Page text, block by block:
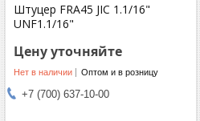
Штуцер FRA45 JIC 1.1/16"
UNF1.1/16"
Цену уточняйте
Нет в наличии Оптом и в розницу
+7 (700) 637-10-00